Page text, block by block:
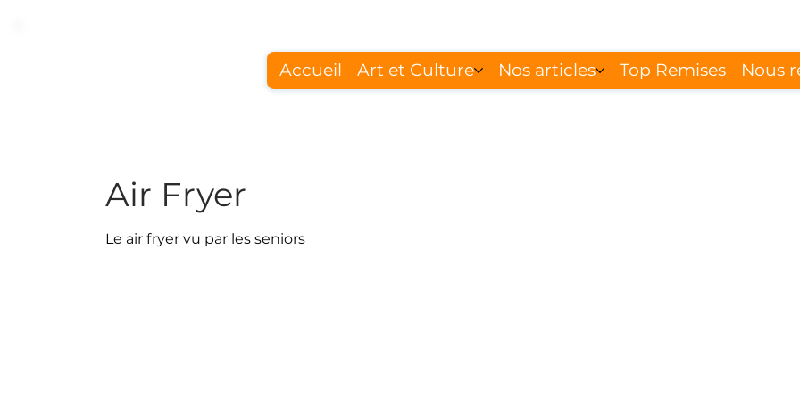
Accueil Art et Culture Nos articles Top Remises Nous
Air Fryer
Le air fryer vu par les seniors